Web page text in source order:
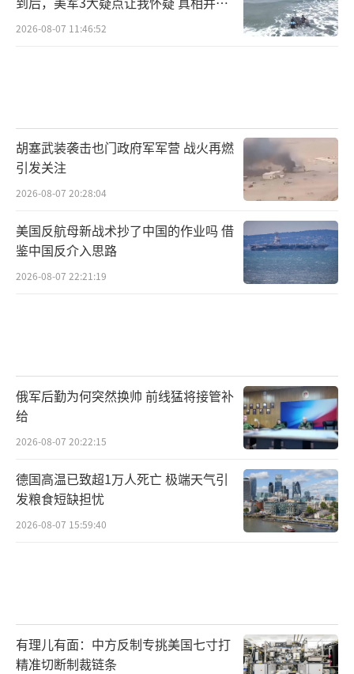
如此
2026-08-07 11:46:52
胡塞武装袭击也门政府军军营 战火再燃
引发关注
2026-08-07 20:28:04
美国反航母新战术抄了中国的作业吗 借
鉴中国反介入思路
2026-08-07 22:21:19
俄军后勤为何突然换帅 前线猛将接管补
给
2026-08-07 20:22:15
德国高温已致超1万人死亡 极端天气引
发粮食短缺担忧
2026-08-07 15:59:40
有理儿有面：中方反制专挑美国七寸打
精准切断制裁链条